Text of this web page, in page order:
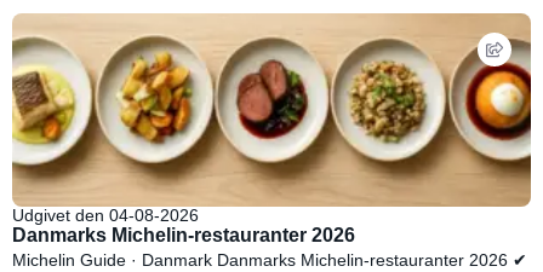
Udgivet den 04-08-2026
Danmarks Michelin-restauranter 2026
Michelin Guide · Danmark Danmarks Michelin-restauranter 2026 ✔